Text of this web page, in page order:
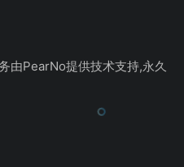
由PearNo提供技术支持,永久